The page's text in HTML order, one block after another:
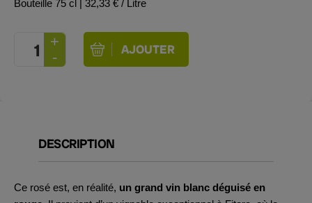
Bouteille 75 cl | 32,33 € / Litre
DESCRIPTION
Ce rosé est, en réalité, un grand vin blanc déguisé en